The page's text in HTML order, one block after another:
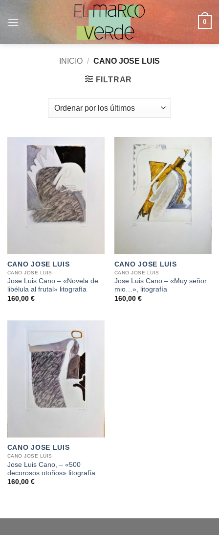
0
INICIO / CANO JOSE LUIS
FILTRAR
CANO JOSE LUIS
CANO JOSE LUIS
Jose Luis Cano – «Novela de
libélula al frutal» litografía
160,00 €
CANO JOSE LUIS
CANO JOSE LUIS
Jose Luis Cano – «Muy señor
mio…», litografía
160,00 €
CANO JOSE LUIS
CANO JOSE LUIS
Jose Luis Cano, – «500
decorosos otoños» litografía
160,00 €